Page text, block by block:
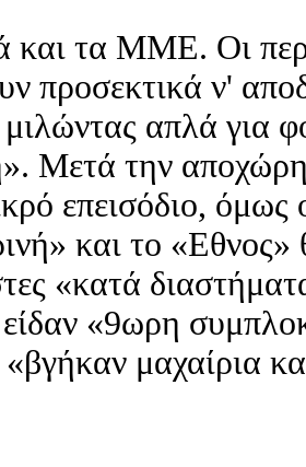
και τα ΜΜΕ. Οι
προσεκτικά ν'
απλά για
Μετά την
επεισόδιο,
και το «Εθνος»
«κατά
«9ωρη
μαχαίρια